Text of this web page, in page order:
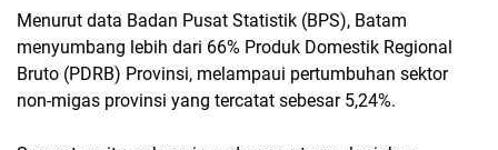
Menurut data Badan Pusat Statistik (BPS), Batam
menyumbang lebih dari 66% Produk Domestik Regional
Bruto (PDRB) Provinsi, melampaui pertumbuhan sektor
non-migas provinsi yang tercatat sebesar 5,24%.